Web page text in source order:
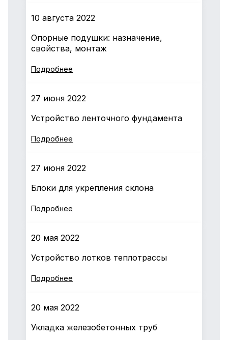
10 августа 2022
Опорные подушки: назначение,
свойства, монтаж
Подробнее
27 июня 2022
Устройство ленточного фундамента
Подробнее
27 июня 2022
Блоки для укрепления склона
Подробнее
20 мая 2022
Устройство лотков теплотрассы
Подробнее
20 мая 2022
Укладка железобетонных труб